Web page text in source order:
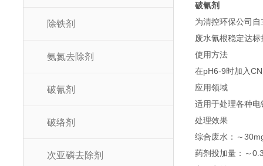
除铁剂
氨氮去除剂
破氰剂
破络剂
次亚磷去除剂
破氰剂
为清控环保公司
废水氰根稳定达标
使用方法
在pH6-9时加入
应用领域
适用于处理各种
处理效果
综合废水：～
药剂投加量：～